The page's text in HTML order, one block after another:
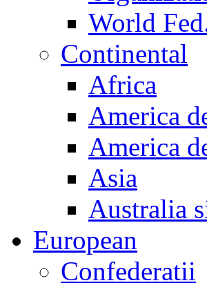
World
Continental
Africa
America
America
Asia
Australia
European
Confederatii